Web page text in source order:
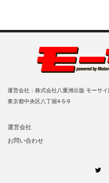
運営会社：株式会社八重洲出版 モーサ
東京都中央区八丁堀4-5-9
運営会社
お問い合わせ